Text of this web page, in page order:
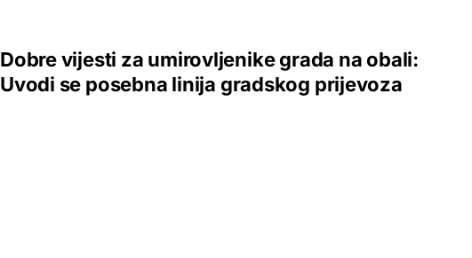
Dobre vijesti za umirovljenike grada na obali:
Uvodi se posebna linija gradskog prijevoza